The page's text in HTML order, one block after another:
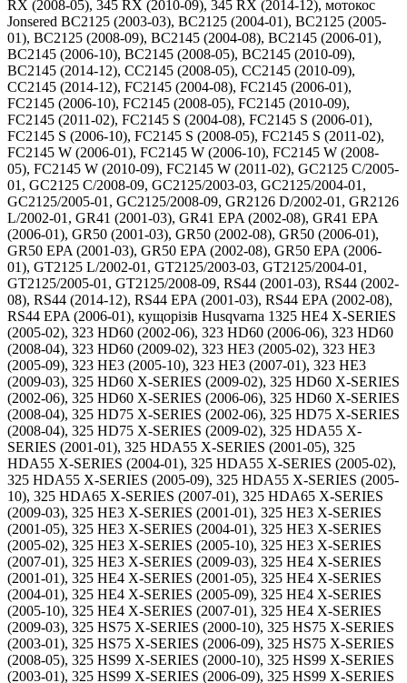
RX (2008-05), 345 RX (2010-09), 345 RX (2014-12), мотокос
Jonsered BC2125 (2003-03), BC2125 (2004-01), BC2125 (2005-
01), BC2125 (2008-09), BC2145 (2004-08), BC2145 (2006-01),
BC2145 (2006-10), BC2145 (2008-05), BC2145 (2010-09),
BC2145 (2014-12), CC2145 (2008-05), CC2145 (2010-09),
CC2145 (2014-12), FC2145 (2004-08), FC2145 (2006-01),
FC2145 (2006-10), FC2145 (2008-05), FC2145 (2010-09),
FC2145 (2011-02), FC2145 S (2004-08), FC2145 S (2006-01),
FC2145 S (2006-10), FC2145 S (2008-05), FC2145 S (2011-02),
FC2145 W (2006-01), FC2145 W (2006-10), FC2145 W (2008-
05), FC2145 W (2010-09), FC2145 W (2011-02), GC2125 C/2005-
01, GC2125 C/2008-09, GC2125/2003-03, GC2125/2004-01,
GC2125/2005-01, GC2125/2008-09, GR2126 D/2002-01, GR2126
L/2002-01, GR41 (2001-03), GR41 EPA (2002-08), GR41 EPA
(2006-01), GR50 (2001-03), GR50 (2002-08), GR50 (2006-01),
GR50 EPA (2001-03), GR50 EPA (2002-08), GR50 EPA (2006-
01), GT2125 L/2002-01, GT2125/2003-03, GT2125/2004-01,
GT2125/2005-01, GT2125/2008-09, RS44 (2001-03), RS44 (2002-
08), RS44 (2014-12), RS44 EPA (2001-03), RS44 EPA (2002-08),
RS44 EPA (2006-01), кущорізів Husqvarna 1325 HE4 X-SERIES
(2005-02), 323 HD60 (2002-06), 323 HD60 (2006-06), 323 HD60
(2008-04), 323 HD60 (2009-02), 323 HE3 (2005-02), 323 HE3
(2005-09), 323 HE3 (2005-10), 323 HE3 (2007-01), 323 HE3
(2009-03), 325 HD60 X-SERIES (2009-02), 325 HD60 X-SERIES
(2002-06), 325 HD60 X-SERIES (2006-06), 325 HD60 X-SERIES
(2008-04), 325 HD75 X-SERIES (2002-06), 325 HD75 X-SERIES
(2008-04), 325 HD75 X-SERIES (2009-02), 325 HDA55 X-
SERIES (2001-01), 325 HDA55 X-SERIES (2001-05), 325
HDA55 X-SERIES (2004-01), 325 HDA55 X-SERIES (2005-02),
325 HDA55 X-SERIES (2005-09), 325 HDA55 X-SERIES (2005-
10), 325 HDA65 X-SERIES (2007-01), 325 HDA65 X-SERIES
(2009-03), 325 HE3 X-SERIES (2001-01), 325 HE3 X-SERIES
(2001-05), 325 HE3 X-SERIES (2004-01), 325 HE3 X-SERIES
(2005-02), 325 HE3 X-SERIES (2005-10), 325 HE3 X-SERIES
(2007-01), 325 HE3 X-SERIES (2009-03), 325 HE4 X-SERIES
(2001-01), 325 HE4 X-SERIES (2001-05), 325 HE4 X-SERIES
(2004-01), 325 HE4 X-SERIES (2005-09), 325 HE4 X-SERIES
(2005-10), 325 HE4 X-SERIES (2007-01), 325 HE4 X-SERIES
(2009-03), 325 HS75 X-SERIES (2000-10), 325 HS75 X-SERIES
(2003-01), 325 HS75 X-SERIES (2006-09), 325 HS75 X-SERIES
(2008-05), 325 HS99 X-SERIES (2000-10), 325 HS99 X-SERIES
(2003-01), 325 HS99 X-SERIES (2006-09), 325 HS99 X-SERIES